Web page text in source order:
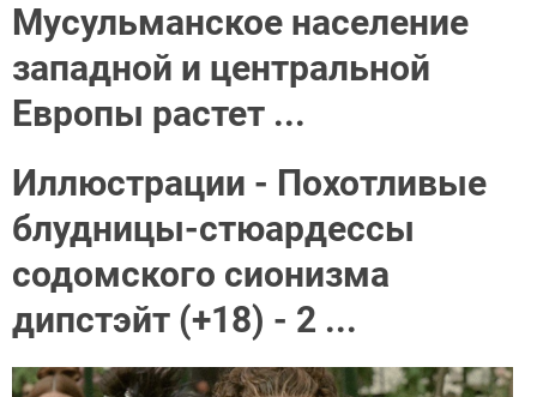
Мусульманское население
западной и центральной
Европы растет ...
Иллюстрации - Похотливые
блудницы-стюардессы
содомского сионизма
дипстэйт (+18) - 2 ...